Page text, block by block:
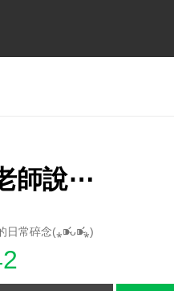
師說⋯
日常碎念(⁎⁍̴̛ᴗ⁍̴̛⁎)